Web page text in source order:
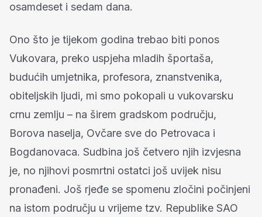
osamdeset i sedam dana.
Ono što je tijekom godina trebao biti ponos
Vukovara, preko uspjeha mladih športaša,
budućih umjetnika, profesora, znanstvenika,
obiteljskih ljudi, mi smo pokopali u vukovarsku
crnu zemlju – na širem gradskom području,
Borova naselja, Ovčare sve do Petrovaca i
Bogdanovaca. Sudbina još četvero njih izvjesna
je, no njihovi posmrtni ostatci još uvijek nisu
pronađeni. Još rjeđe se spomenu zločini počinjeni
na istom području u vrijeme tzv. Republike SAO